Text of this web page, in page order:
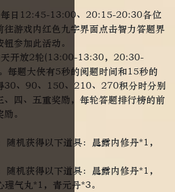
每日12:45-13:00、20:15-20:30各位
往游戏内红色九字界面点击智力答题界
参加此活动。
天开放2轮(13:00-13:30，20:30-
每题大侠有5秒的阅题时间和15秒的
30、90、150、210、270积分时分别
、四、五重奖励，每轮答题排行榜的前
。
随机获得以下道具：晨露内修丹*1，
随机获得以下道具：晨露内修丹*1，
气丸*1，青元丹*3。